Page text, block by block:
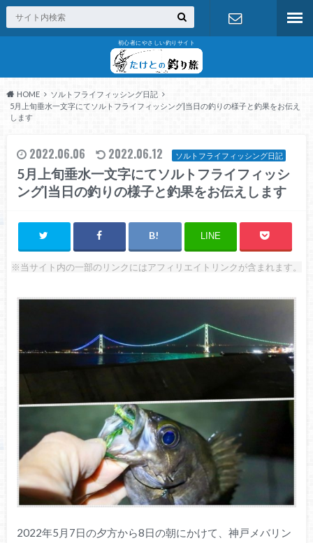
初心者にやさしい釣りサイト
HOME
ソルトフライフィッシング日記
5月上旬垂水一文字にてソルトフライフィッシング|当日の釣りの様子と釣果をお伝え
します
2022.06.06 2022.06.12 ソルトフライフィッシング日記
5月上旬垂水一文字にてソルトフライフィッシ
ング|当日の釣りの様子と釣果をお伝えします
LINE
※当サイト内の一部のリンクにはアフィリエイトリンクが含まれます。
2022年5月7日の夕方から8日の朝にかけて、神戸メバリン